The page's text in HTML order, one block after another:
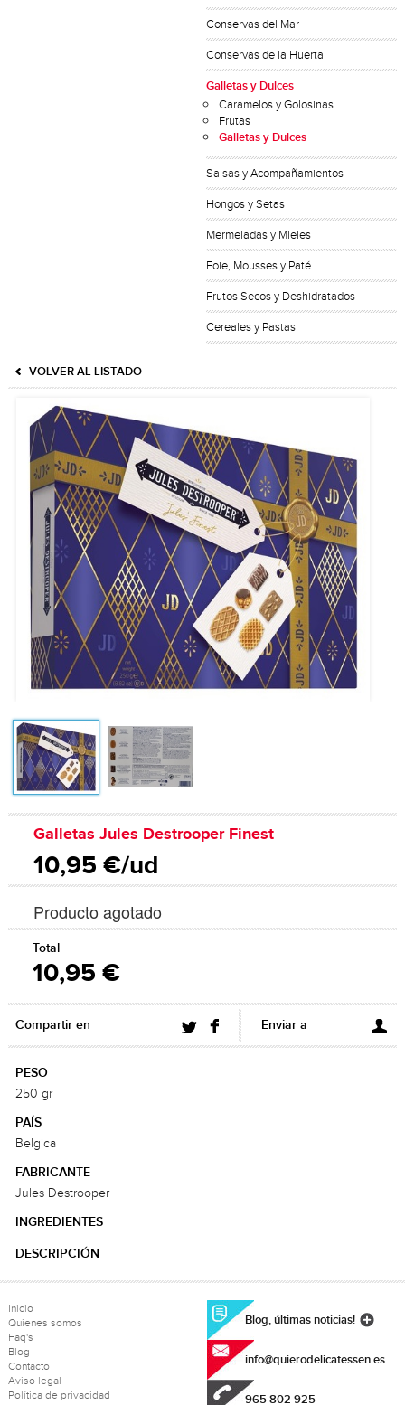
Conservas del Mar
Conservas de la Huerta
Galletas y Dulces
Caramelos y Golosinas
Frutas
Galletas y Dulces
Salsas y Acompañamientos
Hongos y Setas
Mermeladas y Mieles
Foie, Mousses y Paté
Frutos Secos y Deshidratados
Cereales y Pastas
VOLVER AL LISTADO
Galletas Jules Destrooper Finest
10,95 €/ud
Producto agotado
Total
10,95 €
Compartir en Enviar a
PESO
250 gr
PAÍS
Belgica
FABRICANTE
Jules Destrooper
INGREDIENTES
DESCRIPCIÓN
Inicio
Quienes somos
Faq's
Blog
Contacto
Aviso legal
Política de privacidad
Blog, últimas noticias!
info@quierodelicatessen.es
965 802 925